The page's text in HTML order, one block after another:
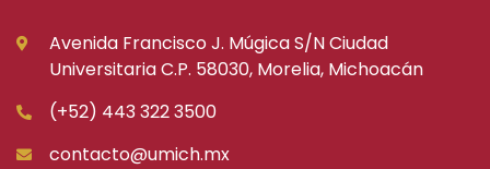
Avenida Francisco J. Múgica S/N Ciudad
Universitaria C.P. 58030, Morelia, Michoacán
(+52) 443 322 3500
contacto@umich.mx